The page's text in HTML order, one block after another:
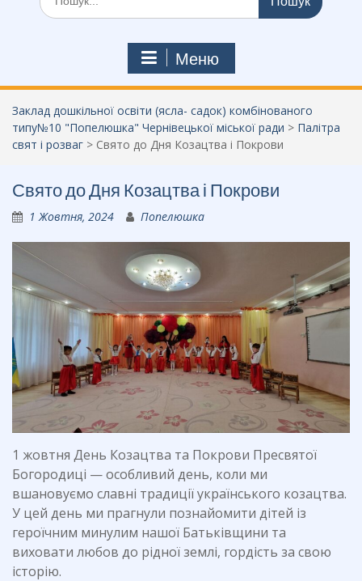
Меню
Заклад дошкільної освіти (ясла- садок) комбінованого
типу№10 "Попелюшка" Чернівецької міської ради > Палітра
свят і розваг > Свято до Дня Козацтва і Покрови
Свято до Дня Козацтва і Покрови
1 Жовтня, 2024 Попелюшка
1 жовтня День Козацтва та Покрови Пресвятої
Богородиці — особливий день, коли ми
вшановуємо славні традиції українського козацтва.
У цей день ми прагнули познайомити дітей із
героїчним минулим нашої Батьківщини та
виховати любов до рідної землі, гордість за свою
історію.